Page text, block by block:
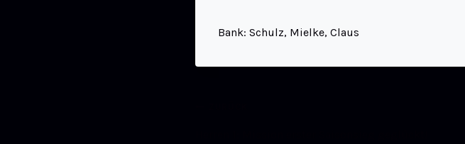
Bank: Schulz, Mielke, Claus